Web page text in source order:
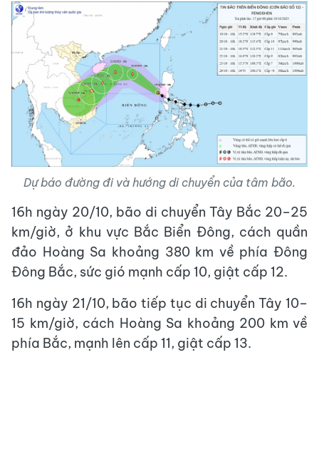
Dự báo đường đi và hướng di chuyển của tâm bão.
16h ngày 20/10, bão di chuyển Tây Bắc 20–25
km/giờ, ở khu vực Bắc Biển Đông, cách quần
đảo Hoàng Sa khoảng 380 km về phía Đông
Đông Bắc, sức gió mạnh cấp 10, giật cấp 12.
16h ngày 21/10, bão tiếp tục di chuyển Tây 10–
15 km/giờ, cách Hoàng Sa khoảng 200 km về
phía Bắc, mạnh lên cấp 11, giật cấp 13.